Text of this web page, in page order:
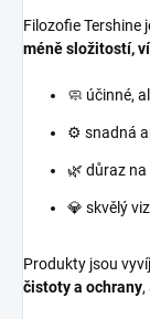
Filozofie Tershine
méně složitostí,
🧼 účinné,
⚙️ snadná
🌿 důraz
💎 skvělý
Produkty jsou
čistoty a ochrany